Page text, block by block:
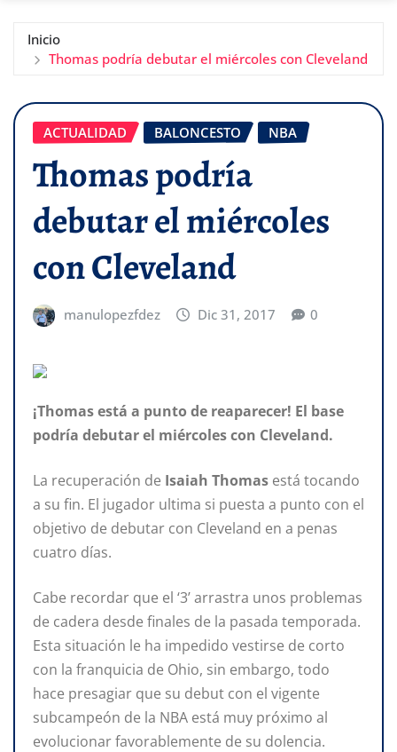
Inicio
Thomas podría debutar el miércoles con Cleveland
ACTUALIDAD BALONCESTO NBA
Thomas podría
debutar el miércoles
con Cleveland
manulopezfdez Dic 31, 2017 0
¡Thomas está a punto de reaparecer! El base
podría debutar el miércoles con Cleveland.
La recuperación de Isaiah Thomas está tocando
a su fin. El jugador ultima si puesta a punto con el
objetivo de debutar con Cleveland en a penas
cuatro días.
Cabe recordar que el ‘3’ arrastra unos problemas
de cadera desde finales de la pasada temporada.
Esta situación le ha impedido vestirse de corto
con la franquicia de Ohio, sin embargo, todo
hace presagiar que su debut con el vigente
subcampeón de la NBA está muy próximo al
evolucionar favorablemente de su dolencia.